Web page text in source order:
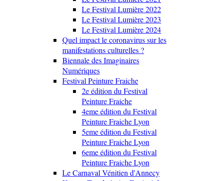
Le Festival Lumière 2022
Le Festival Lumière 2023
Le Festival Lumière 2024
Quel impact le coronavirus sur les
manifestations culturelles ?
Biennale des Imaginaires
Numériques
Festival Peinture Fraiche
2e édition du Festival
Peinture Fraiche
4eme édition du Festival
Peinture Fraiche Lyon
5eme édition du Festival
Peinture Fraiche Lyon
6eme édition du Festival
Peinture Fraiche Lyon
Le Carnaval Vénitien d'Annecy